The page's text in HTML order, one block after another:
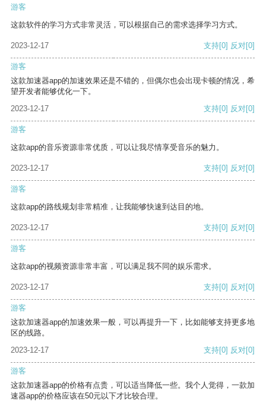
游客
这款软件的学习方式非常灵活，可以根据自己的需求选择学习方式。
2023-12-17 支持[0] 反对[0]
游客
这款加速器app的加速效果还是不错的，但偶尔也会出现卡顿的情况，希
望开发者能够优化一下。
2023-12-17
支持[0] 反对[0]
游客
这款app的音乐资源非常优质，可以让我尽情享受音乐的魅力。
2023-12-17 支持[0] 反对[0]
游客
这款app的路线规划非常精准，让我能够快速到达目的地。
2023-12-17 支持[0] 反对[0]
游客
这款app的视频资源非常丰富，可以满足我不同的娱乐需求。
2023-12-17 支持[0] 反对[0]
游客
这款加速器app的加速效果一般，可以再提升一下，比如能够支持更多地
区的线路。
2023-12-17
支持[0] 反对[0]
游客
这款加速器app的价格有点贵，可以适当降低一些。我个人觉得，一款加
速器app的价格应该在50元以下才比较合理。